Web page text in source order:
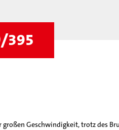
395
Geschwindigkeit, trotz des